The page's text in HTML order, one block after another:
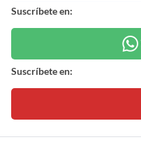
Suscríbete en:
Suscríbete en: